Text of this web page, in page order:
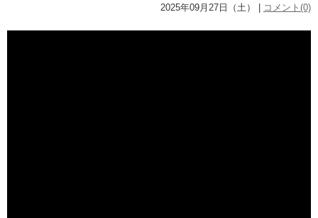
2025年09月27日（土） | コメント(0)